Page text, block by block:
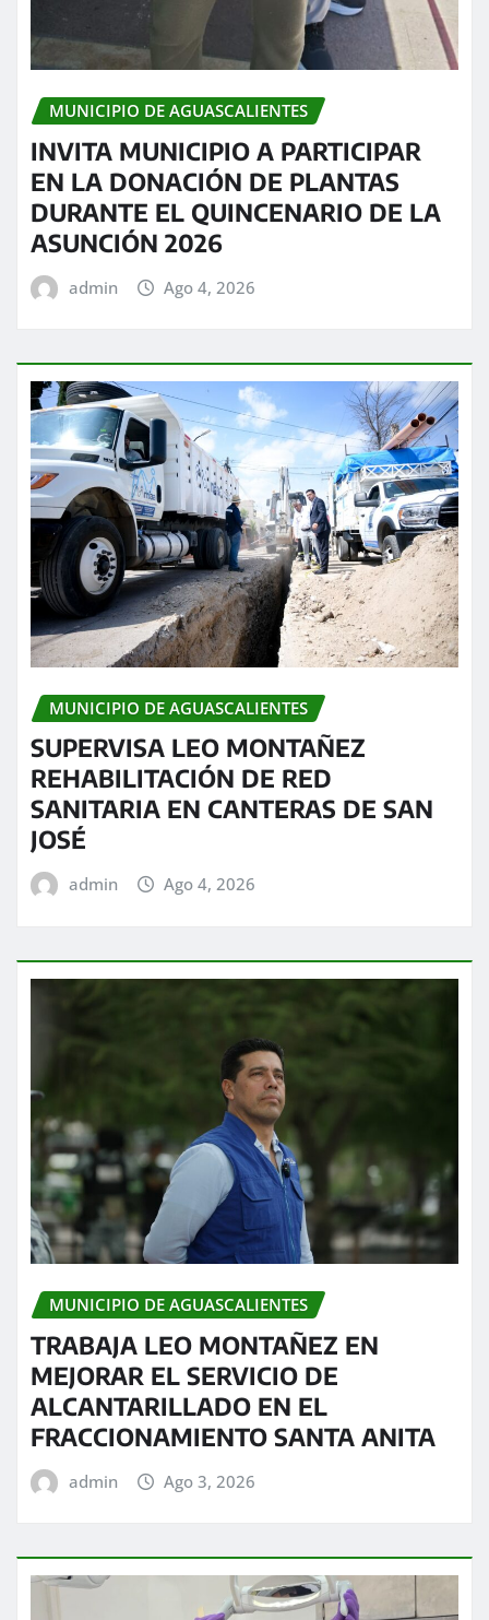
MUNICIPIO DE AGUASCALIENTES
INVITA MUNICIPIO A PARTICIPAR
EN LA DONACIÓN DE PLANTAS
DURANTE EL QUINCENARIO DE LA
ASUNCIÓN 2026
admin Ago 4, 2026
MUNICIPIO DE AGUASCALIENTES
SUPERVISA LEO MONTAÑEZ
REHABILITACIÓN DE RED
SANITARIA EN CANTERAS DE SAN
JOSÉ
admin Ago 4, 2026
MUNICIPIO DE AGUASCALIENTES
TRABAJA LEO MONTAÑEZ EN
MEJORAR EL SERVICIO DE
ALCANTARILLADO EN EL
FRACCIONAMIENTO SANTA ANITA
admin Ago 3, 2026